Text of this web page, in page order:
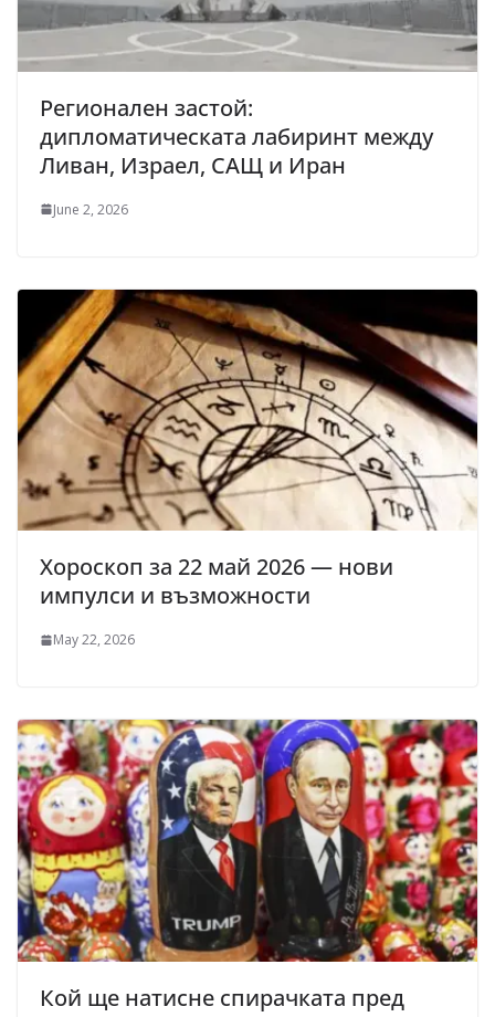
Регионален застой:
дипломатическата лабиринт между
Ливан, Израел, САЩ и Иран
June 2, 2026
Хороскоп за 22 май 2026 — нови
импулси и възможности
May 22, 2026
Кой ще натисне спирачката пред